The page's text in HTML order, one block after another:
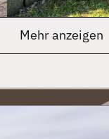
Mehr anzeigen